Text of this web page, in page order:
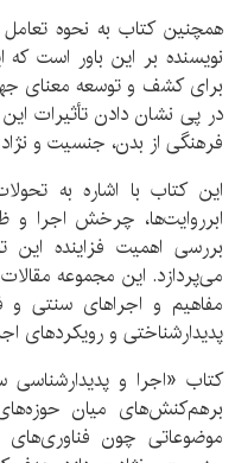
همچنین کتاب به نحوه تعامل
نویسنده بر این باور است که
برای کشف و توسعه معنای
در پی نشان دادن تأثیرات
فرهنگی از بدن، جنسیت و
این کتاب با اشاره به
ابرروایت‌ها، چرخش اجرا و
بررسی اهمیت فزاینده
می‌پردازد. این مجموعه
مفاهیم و اجراهای سنتی و
پدیدارشناختی و رویکردهای
کتاب «اجرا و
برهم‌کنش‌های میان
موضوعاتی چون فناوری‌های